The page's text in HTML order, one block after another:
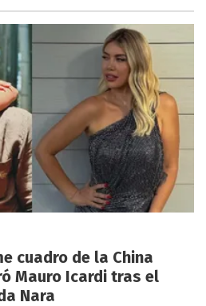
cuadro de la China
Mauro Icardi tras el
Nara